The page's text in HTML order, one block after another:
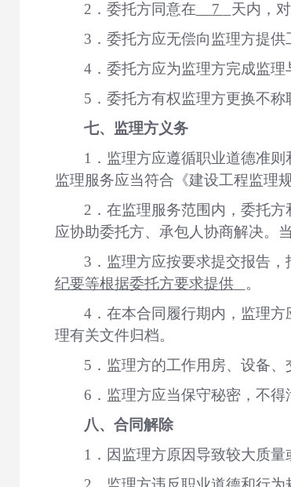
2 ． 委托方同意在 7
天内，
3．委托方应无偿向监理方提
4．委托方应为监理方完成监理
5．委托方有权监理方更换不称
七、监理方义务
1．监理方应遵循职业道德准
监理服务应当符合《建设工程监理
2．在监理服务范围内，委托
应协助委托方、承包人协商解决。
3 ． 监理方应按要求提交报告，
纪要等根据委托方要求提供
。
4． 在本合同履行期内，监理
理有关文件归档。
5 ． 监理方的工作用房、设备、
6 ． 监理方应当保守秘密，不得
八、合同解除
1 ． 因监理方原因导致较大质